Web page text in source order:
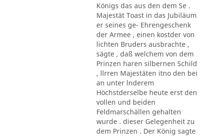
Königs das aus den dem Se .
Majestät Toast in das Jubiläum
er seines ge- Ehrengeschenk
der Armee , einen kostder von
lichten Bruders ausbrachte ,
sägte , daß welchem von dem
Prinzen haren silbernen Schild
, llrren Majestäten itno den bei
an unter lnderem
Höchstderselbe heute erst den
vollen und beiden
Feldmarschällen gehalten
wurde . dieser Gelegenheit zu
dem Prinzen . Der König sagte